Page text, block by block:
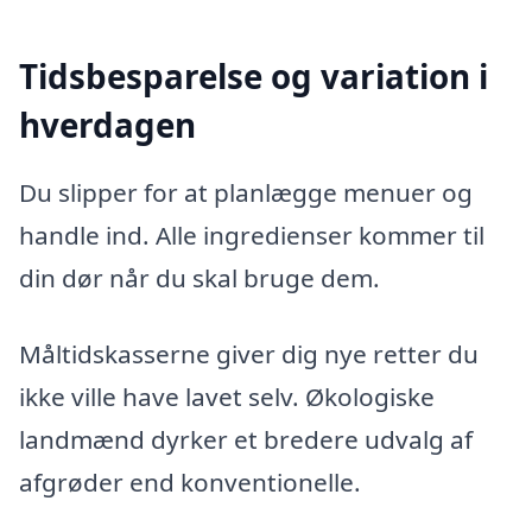
Tidsbesparelse og variation i
hverdagen
Du slipper for at planlægge menuer og
handle ind. Alle ingredienser kommer til
din dør når du skal bruge dem.
Måltidskasserne giver dig nye retter du
ikke ville have lavet selv. Økologiske
landmænd dyrker et bredere udvalg af
afgrøder end konventionelle.